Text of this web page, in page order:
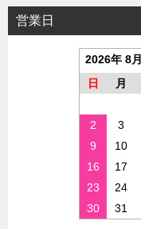
営業日
2026年 8月
日
月
2
3
9
10
16
17
23
24
30
31